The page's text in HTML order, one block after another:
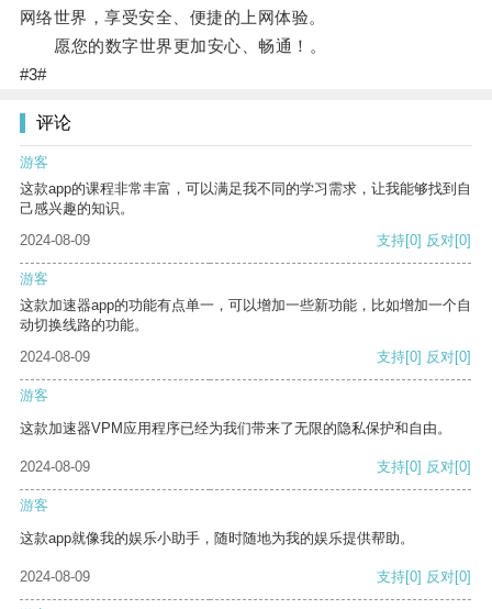
网络世界，享受安全、便捷的上网体验。
愿您的数字世界更加安心、畅通！。
#3#
评论
游客
这款app的课程非常丰富，可以满足我不同的学习需求，让我能够找到自
己感兴趣的知识。
2024-08-09
支持[0] 反对[0]
游客
这款加速器app的功能有点单一，可以增加一些新功能，比如增加一个自
动切换线路的功能。
2024-08-09
支持[0] 反对[0]
游客
这款加速器VPM应用程序已经为我们带来了无限的隐私保护和自由。
2024-08-09 支持[0] 反对[0]
游客
这款app就像我的娱乐小助手，随时随地为我的娱乐提供帮助。
2024-08-09 支持[0] 反对[0]